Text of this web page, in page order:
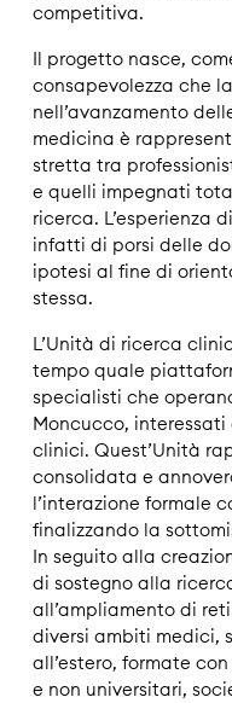
competitiva.
Il progetto nasce,
consapevolezza che
nell’avanzamento
medicina è
stretta tra
e quelli impegnati
ricerca. L’esperienza
infatti di porsi delle
ipotesi al fine di
stessa.
L’Unità di ricerca
tempo quale
specialisti che
Moncucco,
clinici. Quest’Unità
consolidata e
l’interazione formale
finalizzando la
In seguito alla
di sostegno alla
all’ampliamento di
diversi ambiti medici,
all’estero, formate
e non universitari,